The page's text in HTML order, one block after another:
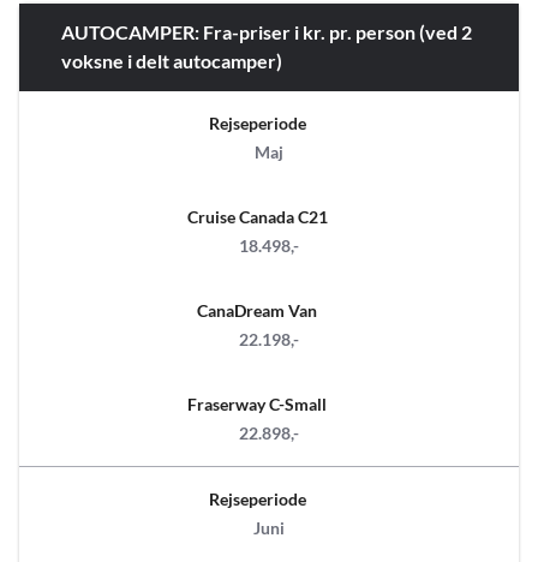
AUTOCAMPER: Fra-priser i kr. pr. person (ved 2
voksne i delt autocamper)
Rejseperiode
Maj
Cruise Canada C21
18.498,-
CanaDream Van
22.198,-
Fraserway C-Small
22.898,-
Rejseperiode
Juni